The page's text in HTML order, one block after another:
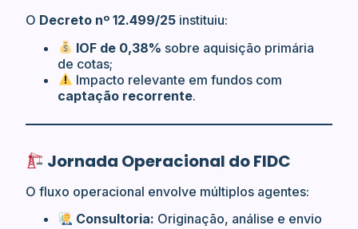
O Decreto nº 12.499/25 instituiu:
IOF de 0,38% sobre aquisição primária
de cotas;
Impacto relevante em fundos com
captação recorrente.
Jornada Operacional do FIDC
O fluxo operacional envolve múltiplos agentes:
Consultoria: Originação, análise e envio